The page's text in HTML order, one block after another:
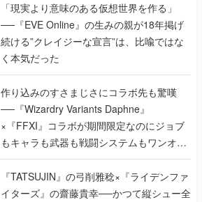
「現実より意味のある仮想世界を作る」
──『EVE Online』の生みの親が18年掲げ
続ける”クレイジーな宣言”は、比喩ではな
く本気だった
作り込みのすさまじさにコラボ先も驚嘆
──『Wizardry Variants Daphne』
×『FFXI』コラボが期間限定なのにジョブ
もキャラも武器も戦闘システムもワンオフ
で作り込まれた理由を両ディレクターに聞
く
『TATSUJIN』の弓削雅稔×『ライデンファ
イターズ』の齋藤貴幸──かつて縦シュー全